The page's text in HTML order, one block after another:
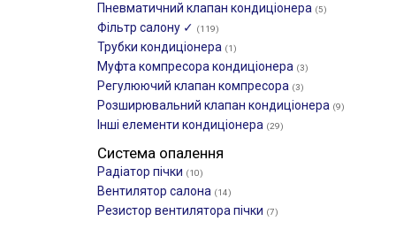
Пневматичний клапан кондиціонера (5)
Фільтр салону ✓ (119)
Трубки кондиціонера (1)
Муфта компресора кондиціонера (3)
Регулюючий клапан компресора (3)
Розширювальний клапан кондиціонера (9)
Інші елементи кондиціонера (29)
Система опалення
Радіатор пічки (10)
Вентилятор салона (14)
Резистор вентилятора пічки (7)